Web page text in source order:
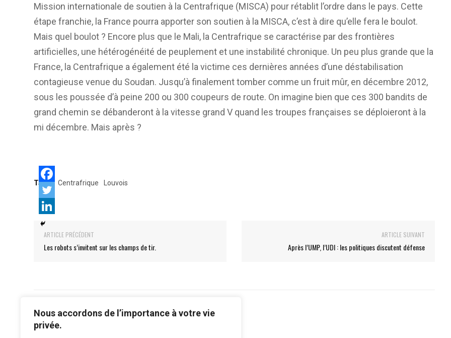
Nous accordons de l’importance à votre vie
privée.
Mission internationale de soutien à la Centrafrique (MISCA) pour rétablit l’ordre dans le pays. Cette
étape franchie, la France pourra apporter son soutien à la MISCA, c’est à dire qu’elle fera le boulot.
Mais quel boulot ? Encore plus que le Mali, la Centrafrique se caractérise par des frontières
artificielles, une hétérogénéité de peuplement et une instabilité chronique. Un peu plus grande que la
France, la Centrafrique a également été la victime ces dernières années d’une déstabilisation
contagieuse venue du Soudan. Jusqu’à finalement tomber comme un fruit mûr, en décembre 2012,
sous les poussée d’à peine 200 ou 300 coupeurs de route. On imagine bien que ces 300 bandits de
grand chemin se débanderont à la vitesse grand V quand les troupes françaises se déploieront à la
mi décembre. Mais après ?
Tags: Centrafrique Louvois
ARTICLE PRÉCÉDENT
Les robots s’invitent sur les champs de tir.
ARTICLE SUIVANT
Après l’UMP, l’UDI : les politiques discutent défense